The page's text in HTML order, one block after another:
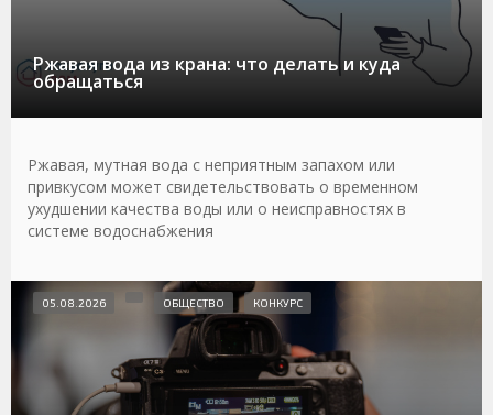
Ржавая вода из крана: что делать и куда
обращаться
Ржавая, мутная вода с неприятным запахом или
привкусом может свидетельствовать о временном
ухудшении качества воды или о неисправностях в
системе водоснабжения
05.08.2026 ОБЩЕСТВО КОНКУРС